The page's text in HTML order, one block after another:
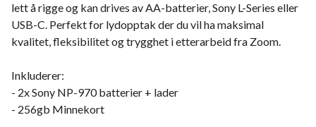
lett å rigge og kan drives av AA-batterier, Sony L-Series eller
USB-C. Perfekt for lydopptak der du vil ha maksimal
kvalitet, fleksibilitet og trygghet i etterarbeid fra Zoom.
Inkluderer:
- 2x Sony NP-970 batterier + lader
- 256gb Minnekort